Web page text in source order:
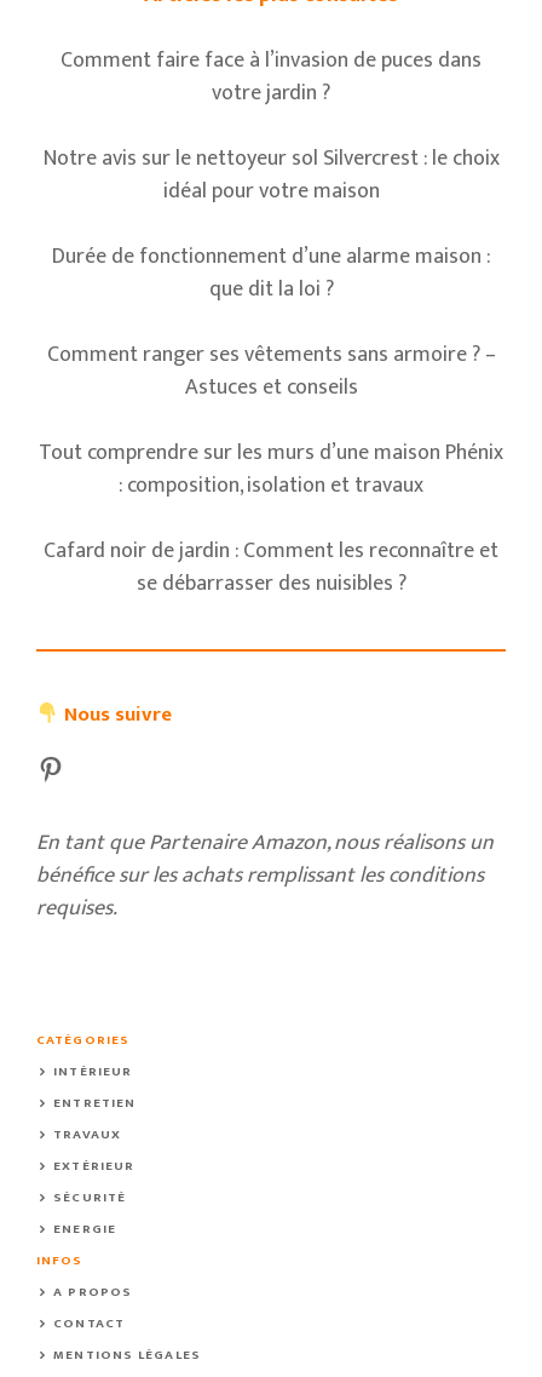
Comment faire face à l’invasion de puces dans
votre jardin ?
Notre avis sur le nettoyeur sol Silvercrest : le choix
idéal pour votre maison
Durée de fonctionnement d’une alarme maison :
que dit la loi ?
Comment ranger ses vêtements sans armoire ? –
Astuces et conseils
Tout comprendre sur les murs d’une maison Phénix
: composition, isolation et travaux
Cafard noir de jardin : Comment les reconnaître et
se débarrasser des nuisibles ?
Nous suivre
Pinterest
En tant que Partenaire Amazon, nous réalisons un
bénéfice sur les achats remplissant les conditions
requises.
CATÉGORIES
INTÉRIEUR
ENTRETIEN
TRAVAUX
EXTÉRIEUR
SÉCURITÉ
ENERGIE
INFOS
A PROPOS
CONTACT
MENTIONS LÉGALES